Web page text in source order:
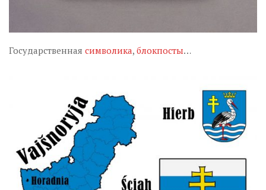
Государственная символика, блокпосты…